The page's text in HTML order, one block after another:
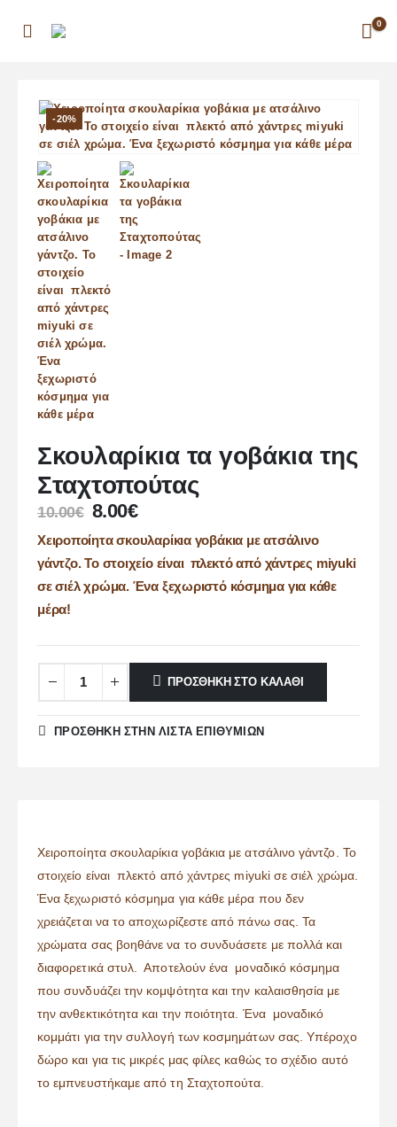
0
-20%
Σκουλαρίκια τα γοβάκια της
Σταχτοπούτας
10.00€ 8.00€
Χειροποίητα σκουλαρίκια γοβάκια με ατσάλινο
γάντζο. Το στοιχείο είναι πλεκτό από χάντρες miyuki
σε σιέλ χρώμα. Ένα ξεχωριστό κόσμημα για κάθε
μέρα!
ΠΡΟΣΘΉΚΗ ΣΤΟ ΚΑΛΆΘΙ
ΠΡΌΣΘΉΚΗ ΣΤΗΝ ΛΊΣΤΑ ΕΠΙΘΥΜΙΏΝ
Χειροποίητα σκουλαρίκια γοβάκια με ατσάλινο γάντζο. Το
στοιχείο είναι πλεκτό από χάντρες miyuki σε σιέλ χρώμα.
Ένα ξεχωριστό κόσμημα για κάθε μέρα που δεν
χρειάζεται να το αποχωρίζεστε από πάνω σας. Τα
χρώματα σας βοηθάνε να το συνδυάσετε με πολλά και
διαφορετικά στυλ. Αποτελούν ένα μοναδικό κόσμημα
που συνδυάζει την κομψότητα και την καλαισθησία με
την ανθεκτικότητα και την ποιότητα. Ένα μοναδικό
κομμάτι για την συλλογή των κοσμημάτων σας. Υπέροχο
δώρο και για τις μικρές μας φίλες καθώς το σχέδιο αυτό
το εμπνευστήκαμε από τη Σταχτοπούτα.